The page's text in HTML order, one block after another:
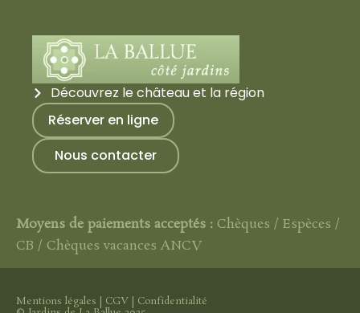
Découvrez le château et la région
Réserver en ligne
Nous contacter
Moyens de paiements acceptés : Chèques / Espèces /
CB / Chèques vacances ANCV
Mentions légales CGV
Confidentialité